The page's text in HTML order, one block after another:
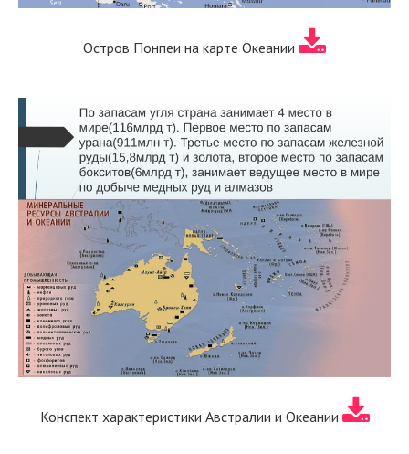
Остров Понпеи на карте Океании
Конспект характеристики Австралии и Океании